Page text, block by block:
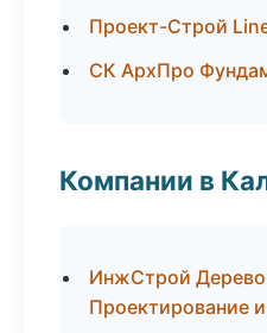
Проект-Строй
СК АрхПро
Компании в
ИнжСтрой
Проектирование